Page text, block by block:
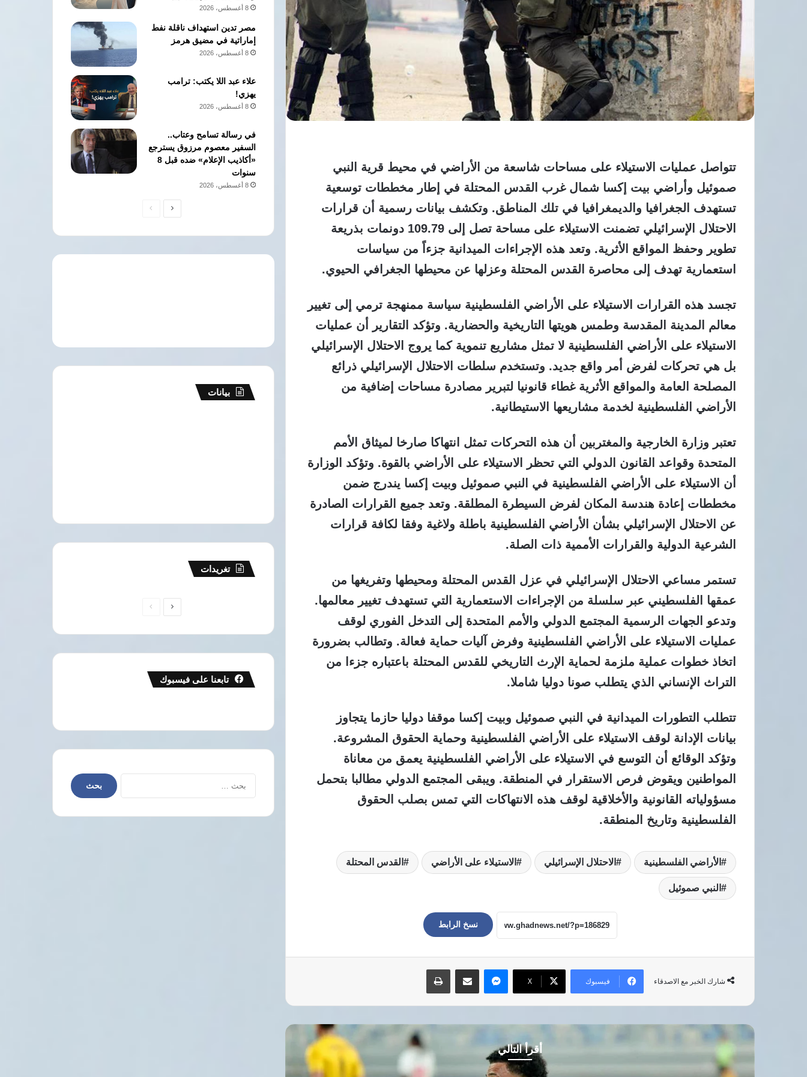
تتواصل عمليات الاستيلاء على مساحات شاسعة من الأراضي في محيط قرية النبي
صموئيل وأراضي بيت إكسا شمال غرب القدس المحتلة في إطار مخططات توسعية
تستهدف الجغرافيا والديمغرافيا في تلك المناطق. وتكشف بيانات رسمية أن قرارات
الاحتلال الإسرائيلي تضمنت الاستيلاء على مساحة تصل إلى 109.79 دونمات بذريعة
تطوير وحفظ المواقع الأثرية. وتعد هذه الإجراءات الميدانية جزءاً من سياسات
استعمارية تهدف إلى محاصرة القدس المحتلة وعزلها عن محيطها الجغرافي الحيوي.
تجسد هذه القرارات الاستيلاء على الأراضي الفلسطينية سياسة ممنهجة ترمي إلى تغيير
معالم المدينة المقدسة وطمس هويتها التاريخية والحضارية. وتؤكد التقارير أن عمليات
الاستيلاء على الأراضي الفلسطينية لا تمثل مشاريع تنموية كما يروج الاحتلال الإسرائيلي
بل هي تحركات لفرض أمر واقع جديد. وتستخدم سلطات الاحتلال الإسرائيلي ذرائع
المصلحة العامة والمواقع الأثرية غطاء قانونيا لتبرير مصادرة مساحات إضافية من
الأراضي الفلسطينية لخدمة مشاريعها الاستيطانية.
تعتبر وزارة الخارجية والمغتربين أن هذه التحركات تمثل انتهاكا صارخا لميثاق الأمم
المتحدة وقواعد القانون الدولي التي تحظر الاستيلاء على الأراضي بالقوة. وتؤكد الوزارة
أن الاستيلاء على الأراضي الفلسطينية في النبي صموئيل وبيت إكسا يندرج ضمن
مخططات إعادة هندسة المكان لفرض السيطرة المطلقة. وتعد جميع القرارات الصادرة
عن الاحتلال الإسرائيلي بشأن الأراضي الفلسطينية باطلة ولاغية وفقا لكافة قرارات
الشرعية الدولية والقرارات الأممية ذات الصلة.
تستمر مساعي الاحتلال الإسرائيلي في عزل القدس المحتلة ومحيطها وتفريغها من
عمقها الفلسطيني عبر سلسلة من الإجراءات الاستعمارية التي تستهدف تغيير معالمها.
وتدعو الجهات الرسمية المجتمع الدولي والأمم المتحدة إلى التدخل الفوري لوقف
عمليات الاستيلاء على الأراضي الفلسطينية وفرض آليات حماية فعالة. وتطالب بضرورة
اتخاذ خطوات عملية ملزمة لحماية الإرث التاريخي للقدس المحتلة باعتباره جزءا من
التراث الإنساني الذي يتطلب صونا دوليا شاملا.
تتطلب التطورات الميدانية في النبي صموئيل وبيت إكسا موقفا دوليا حازما يتجاوز
بيانات الإدانة لوقف الاستيلاء على الأراضي الفلسطينية وحماية الحقوق المشروعة.
وتؤكد الوقائع أن التوسع في الاستيلاء على الأراضي الفلسطينية يعمق من معاناة
المواطنين ويقوض فرص الاستقرار في المنطقة. ويبقى المجتمع الدولي مطالبا بتحمل
مسؤولياته القانونية والأخلاقية لوقف هذه الانتهاكات التي تمس بصلب الحقوق
الفلسطينية وتاريخ المنطقة.
الأراضي الفلسطينية الاحتلال الإسرائيلي الاستيلاء على الأراضي القدس المحتلة
النبي صموئيل
نسخ الرابط
شارك الخبر مع الاصدقاء فيسبوك ‫X
ماسنجر مشاركة عبر البريد طباعة
أقرأ التالي
8 أغسطس، 2026
مصر تدين استهداف ناقلة نفط
إماراتية في مضيق هرمز
8 أغسطس، 2026
علاء عبد اللا يكتب: ترامب
يهزي!
8 أغسطس، 2026
في رسالة تسامح وعتاب..
السفير معصوم مرزوق يسترجع
«أكاذيب الإعلام» ضده قبل 8
سنوات
8 أغسطس، 2026
الصفحةالصفحة
بيانات
تغريدات
الصفحةالصفحة
تابعنا على فيسبوك
البحث
عن: